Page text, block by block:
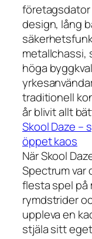
design, lång
metallchassi,
höga
traditionell
år blivit allt
Skool Daze –
öppet kaos
När Skool
Spectrum var
flesta spel på
rymdstrider
uppleva en
stjäla sitt